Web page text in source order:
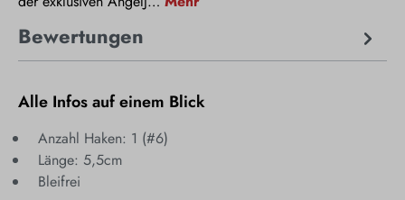
Bewertungen
Alle Infos auf einem Blick
Anzahl Haken: 1 (#6)
Länge: 5,5cm
Bleifrei